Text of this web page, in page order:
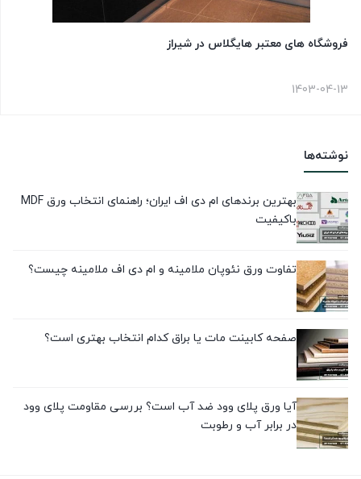
نوشته‌ها
بهترین برندهای ام دی اف ایران؛ راهنمای انتخاب ورق MDF
باکیفیت
تفاوت ورق نئوپان ملامینه و ام دی اف ملامینه چیست؟
صفحه کابینت مات یا براق کدام انتخاب بهتری است؟
آیا ورق پلای وود ضد آب است؟ بررسی مقاومت پلای وود
در برابر آب و رطوبت
فروشگاه های معتبر هایگلاس در شیراز
1403-04-13